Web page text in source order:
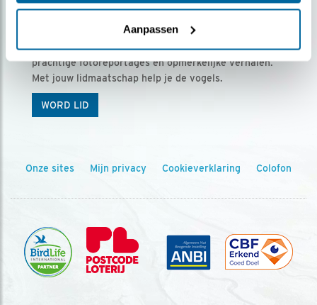
Aanpassen
Ontvang 5 x Vogels voor € 36,00 per jaar
Vogels is het tijdschrift voor onze leden, met
prachtige fotoreportages en opmerkelijke verhalen.
Met jouw lidmaatschap help je de vogels.
WORD LID
Onze sites Mijn privacy Cookieverklaring Colofon